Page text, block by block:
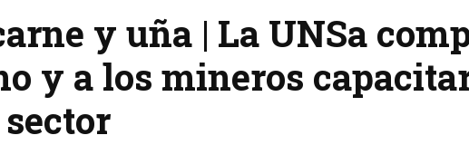
y uña | La UNSa
y a los mineros